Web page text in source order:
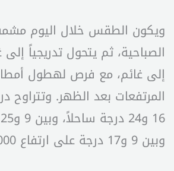
ويكون الطقس خلال اليوم
الصباحية، ثم يتحول تدريجياً
إلى غائم، مع فرص لهطول
المرتفعات بعد الظهر. وتتراوح
وبين 9 و17 درجة على ارتفاع 1000 متر.